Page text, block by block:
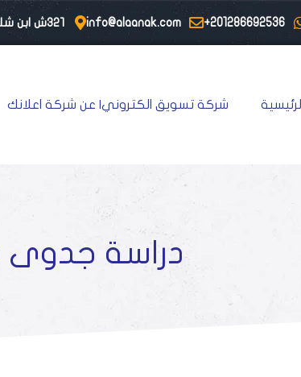
201286692536+
info@alaanak.com ٣٢١ش ابن شلتوت – جمال عبدالناصر - الإسكندرية - مصر
الرئيسية شركة تسويق الكتروني| عن شركة اعلانك
دراسة جدوى